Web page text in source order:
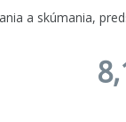
a skúmania,